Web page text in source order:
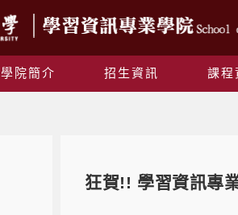
學院簡介 招生資訊 課程
狂賀!! 學習資訊專